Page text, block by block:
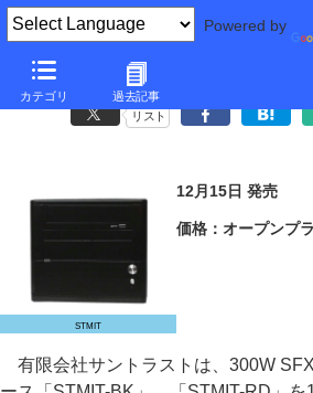
Powered by
カテゴリ 過去記事
サントラスト、実売7,980円の電源
リスト
STMIT
12月15日 発売
価格：オープンプ
有限会社サントラストは、300W